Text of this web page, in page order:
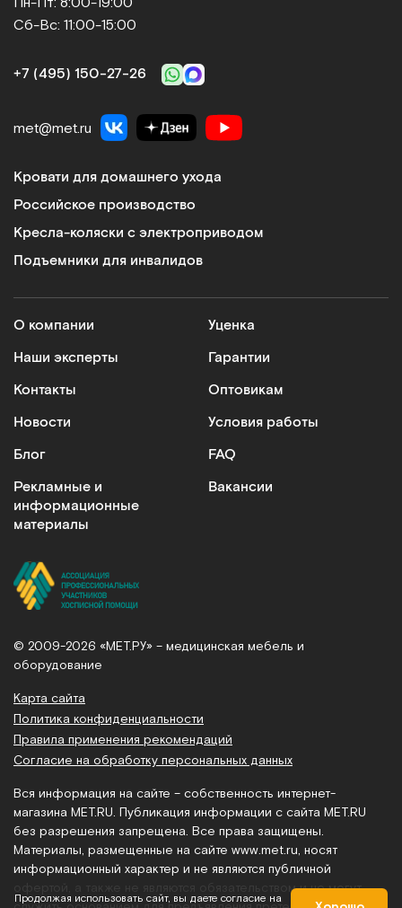
Сб-Вс: 11:00-15:00
+7 (495) 150‑27‑26
met@met.ru
Кровати для домашнего ухода
Российское производство
Кресла-коляски с электроприводом
Подъемники для инвалидов
О компании
Наши эксперты
Контакты
Новости
Блог
Рекламные и
информационные
материалы
Уценка
Гарантии
Оптовикам
Условия работы
FAQ
Вакансии
© 2009-2026 «МЕТ.РУ» – медицинская мебель и
оборудование
Карта сайта
Политика конфиденциальности
Правила применения рекомендаций
Согласие на обработку персональных данных
Вся информация на сайте – собственность интернет-
магазина MET.RU. Публикация информации с сайта MET.RU
без разрешения запрещена. Все права защищены.
Материалы, размещенные на сайте www.met.ru , носят
информационный характер и не являются публичной
офертой, а также не являются обязательством и не могут
Продолжая использовать сайт, вы даете согласие на